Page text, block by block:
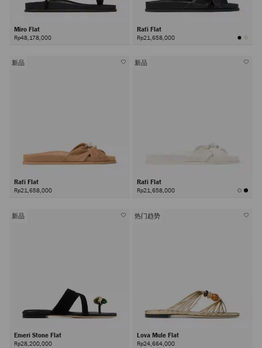
Miro Flat
Rp48,178,000
Rafi Flat
Rp21,658,000
新品
Rafi Flat
Rp21,658,000
新品
Rafi Flat
Rp21,658,000
新品
Emeri Stone Flat
Rp28,200,000
热门趋势
Lova Mule Flat
Rp24,664,000